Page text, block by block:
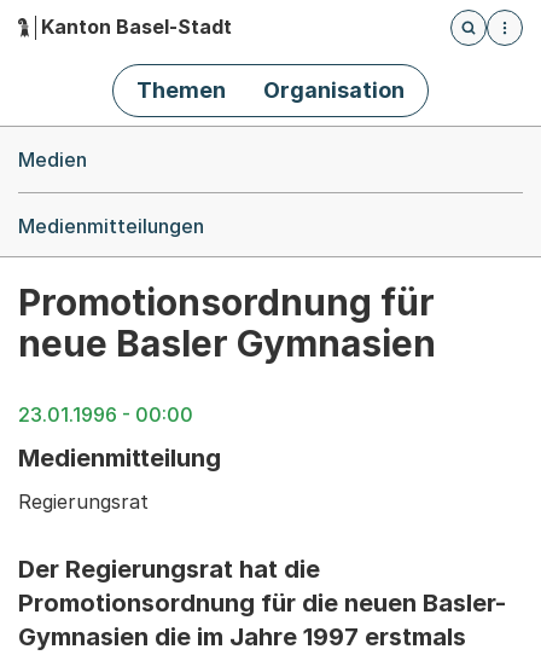
Hauptnavigation
Kanton Basel-Stadt
Öffnet
Themen Organisation
Medien
Medienmitteilungen
Promotionsordnung für
neue Basler Gymnasien
23.01.1996 - 00:00
Medienmitteilung
Regierungsrat
Der Regierungsrat hat die
Promotionsordnung für die neuen Basler-
Gymnasien die im Jahre 1997 erstmals